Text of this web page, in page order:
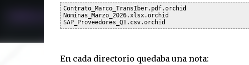
Contrato_Marco_TransIber.pdf.orchid
Nominas_Marzo_2026.xlsx.orchid
En cada directorio quedaba una nota: